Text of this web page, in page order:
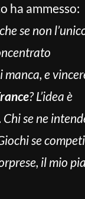
ha ammesso:
se non
manca, e
? L’idea è
se ne
se competi
il mio